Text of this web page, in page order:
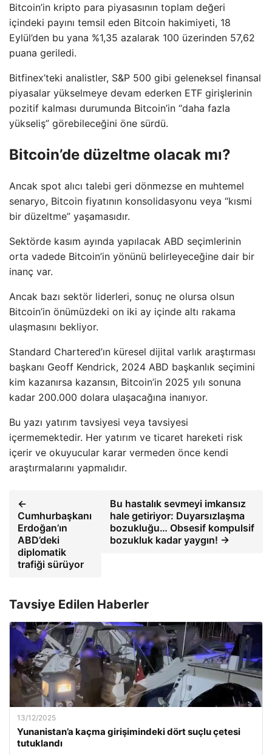
Bitcoin’in kripto para piyasasının toplam değeri
içindeki payını temsil eden Bitcoin hakimiyeti, 18
Eylül’den bu yana %1,35 azalarak 100 üzerinden 57,62
puana geriledi.
Bitfinex’teki analistler, S&P 500 gibi geleneksel finansal
piyasalar yükselmeye devam ederken ETF girişlerinin
pozitif kalması durumunda Bitcoin’in “daha fazla
yükseliş” görebileceğini öne sürdü.
Bitcoin’de düzeltme olacak mı?
Ancak spot alıcı talebi geri dönmezse en muhtemel
senaryo, Bitcoin fiyatının konsolidasyonu veya “kısmi
bir düzeltme” yaşamasıdır.
Sektörde kasım ayında yapılacak ABD seçimlerinin
orta vadede Bitcoin’in yönünü belirleyeceğine dair bir
inanç var.
Ancak bazı sektör liderleri, sonuç ne olursa olsun
Bitcoin’in önümüzdeki on iki ay içinde altı rakama
ulaşmasını bekliyor.
Standard Chartered’ın küresel dijital varlık araştırması
başkanı Geoff Kendrick, 2024 ABD başkanlık seçimini
kim kazanırsa kazansın, Bitcoin’in 2025 yılı sonuna
kadar 200.000 dolara ulaşacağına inanıyor.
Bu yazı yatırım tavsiyesi veya tavsiyesi
içermemektedir. Her yatırım ve ticaret hareketi risk
içerir ve okuyucular karar vermeden önce kendi
araştırmalarını yapmalıdır.
←
Cumhurbaşkanı
Erdoğan’ın
ABD’deki
diplomatik
trafiği sürüyor
Bu hastalık sevmeyi imkansız
hale getiriyor: Duyarsızlaşma
bozukluğu… Obsesif kompulsif
bozukluk kadar yaygın! →
Tavsiye Edilen Haberler
13/12/2025
Yunanistan’a kaçma girişimindeki dört suçlu çetesi
tutuklandı